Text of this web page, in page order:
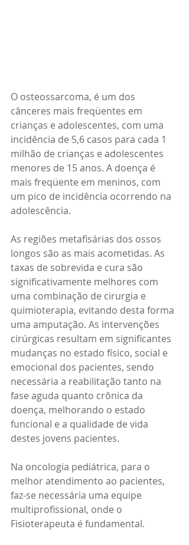
O osteossarcoma, é um dos
cânceres mais freqüentes em
crianças e adolescentes, com uma
incidência de 5,6 casos para cada 1
milhão de crianças e adolescentes
menores de 15 anos. A doença é
mais freqüente em meninos, com
um pico de incidência ocorrendo na
adolescência.
As regiões metafisárias dos ossos
longos são as mais acometidas. As
taxas de sobrevida e cura são
significativamente melhores com
uma combinação de cirurgia e
quimioterapia, evitando desta forma
uma amputação. As intervenções
cirúrgicas resultam em significantes
mudanças no estado físico, social e
emocional dos pacientes, sendo
necessária a reabilitação tanto na
fase aguda quanto crônica da
doença, melhorando o estado
funcional e a qualidade de vida
destes jovens pacientes.
Na oncologia pediátrica, para o
melhor atendimento ao pacientes,
faz-se necessária uma equipe
multiprofissional, onde o
Fisioterapeuta é fundamental.